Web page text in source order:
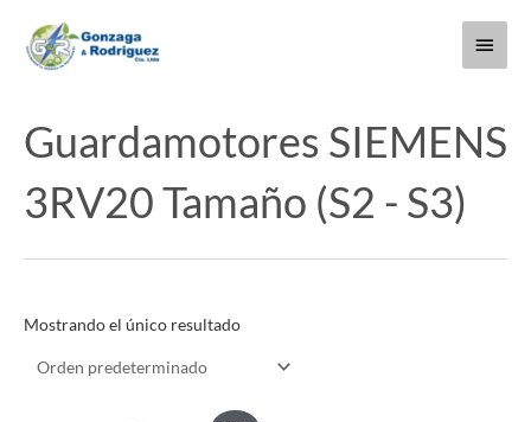
contenido
Menú
Guardamotores SIEMENS
3RV20 Tamaño (S2 - S3)
Mostrando el único resultado